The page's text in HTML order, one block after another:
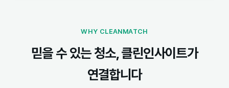
WHY CLEANMATCH
믿을 수 있는 청소, 클린인사이트가
연결합니다